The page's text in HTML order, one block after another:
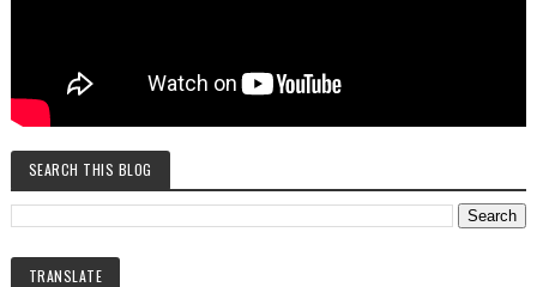
SEARCH THIS BLOG
TRANSLATE